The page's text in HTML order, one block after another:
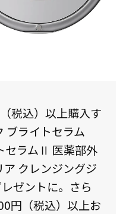
税込）以上購入す
ブライトセラム
セラムⅡ 医薬部外
ア クレンジングジ
ゼントに。さら
円（税込）以上お